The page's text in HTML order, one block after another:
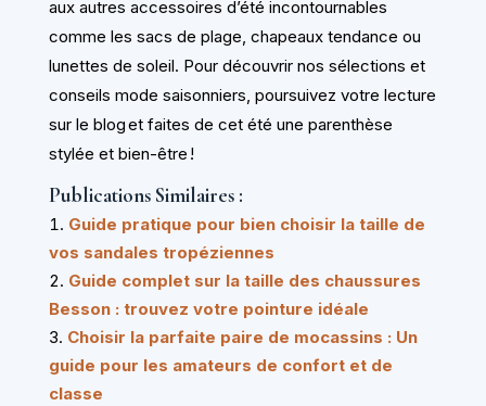
aux autres accessoires d’été incontournables
comme les sacs de plage, chapeaux tendance ou
lunettes de soleil. Pour découvrir nos sélections et
conseils mode saisonniers, poursuivez votre lecture
sur le blog et faites de cet été une parenthèse
stylée et bien-être !
Publications Similaires :
Guide pratique pour bien choisir la taille de
vos sandales tropéziennes
Guide complet sur la taille des chaussures
Besson : trouvez votre pointure idéale
Choisir la parfaite paire de mocassins : Un
guide pour les amateurs de confort et de
classe